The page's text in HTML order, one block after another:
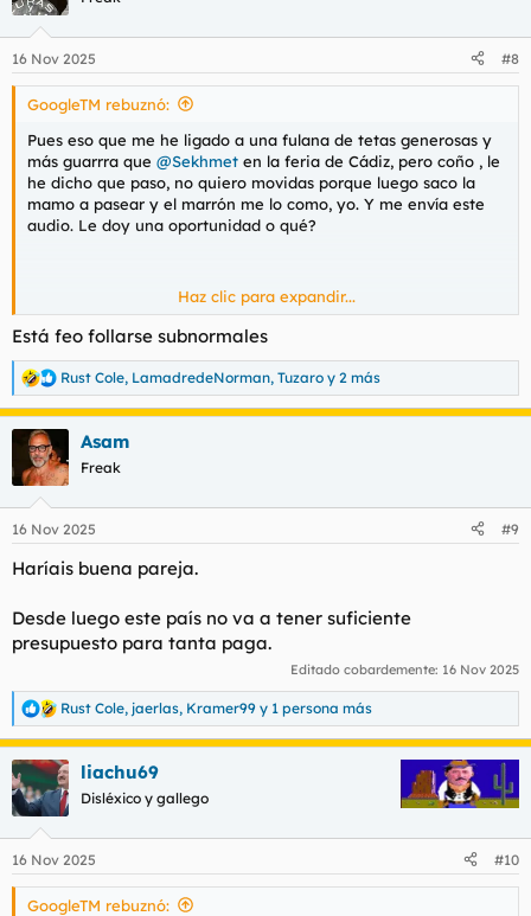
i
e
s
16 Nov 2025 #8
GoogleTM rebuznó:
Pues eso que me he ligado a una fulana de tetas generosas y
más guarrra que @Sekhmet en la feria de Cádiz, pero coño , le
he dicho que paso, no quiero movidas porque luego saco la
mamo a pasear y el marrón me lo como, yo. Y me envía este
audio. Le doy una oportunidad o qué?
Ver el archivos adjunto 204064
Haz clic para expandir...
Está feo follarse subnormales
R
e
a
i
e
:
Rust Cole, LamadredeNorman, Tuzaro y 2 más
Asam
Freak
16 Nov 2025 #9
Haríais buena pareja.
Desde luego este país no va a tener suficiente
presupuesto para tanta paga.
Editado cobardemente: 16 Nov 2025
R
e
a
c
c
e
s
Rust Cole, jaerlas, Kramer99 y 1 persona más
liachu69
Disléxico y gallego
16 Nov 2025 #10
GoogleTM rebuznó: